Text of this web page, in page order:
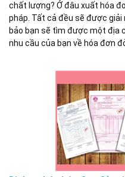
chất lượng? Ở đâu xuất hóa
pháp. Tất cả đều sẽ được
bảo bạn sẽ tìm được một địa
nhu cầu của bạn về hóa đơn